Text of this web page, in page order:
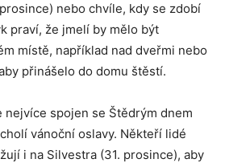
nebo chvíle, kdy se zdobí
praví, že jmelí by mělo být
místě, například nad dveřmi nebo
přinášelo do domu štěstí.
nejvíce spojen se Štědrým dnem
vánoční oslavy. Někteří lidé
i na Silvestra (31. prosince), aby